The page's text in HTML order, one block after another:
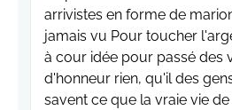
arrivistes en forme de
jamais vu Pour toucher
à cour idée pour passé des
d'honneur rien, qu'il des
savent ce que la vraie vie